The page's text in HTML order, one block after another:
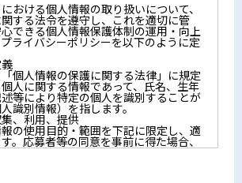
おける個人情報の取り扱いについて、
する法令を遵守し、これを適切に管
できる個人情報保護体制の運用・向上
ライバシーポリシーを以下のように定
個人情報の保護に関する法律」に規定
人に関する情報であって、氏名、生年
等により特定の個人を識別することが
識別情報）を指します。
、利用、提供
の使用目的・範囲を下記に限定し、適
。応募者等の同意を事前に得た場合、
された場合を除き、個人情報を第三者
お問い合わせに対応・管理するため